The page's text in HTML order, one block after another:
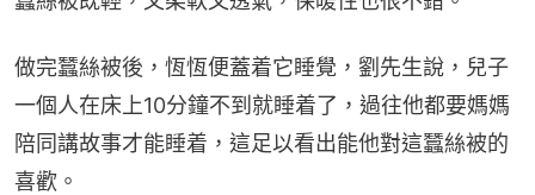
做完蠶絲被後，恆恆便蓋着它睡覺，劉先生說，兒子
一個人在床上10分鐘不到就睡着了，過往他都要媽媽
陪同講故事才能睡着，這足以看出能他對這蠶絲被的
喜歡。